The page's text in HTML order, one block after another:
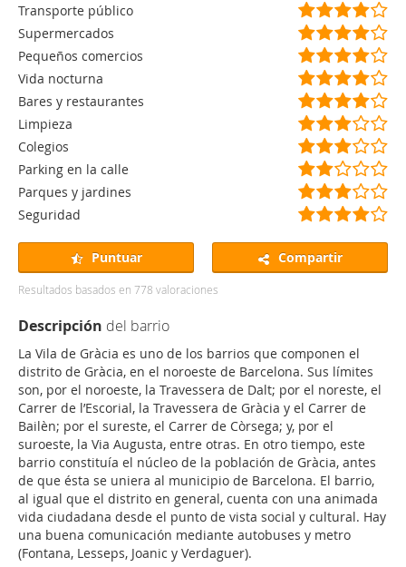
Transporte público
(
*
(
*
(
*
(
*
(
)
Supermercados
(
*
(
*
(
*
(
*
(
)
Pequeños comercios
(
*
(
*
(
*
(
*
(
)
Vida nocturna
(
*
(
*
(
*
(
*
(
)
Bares y restaurantes
(
*
(
*
(
*
(
*
(
)
Limpieza
(
*
(
*
(
*
(
)
(
)
Colegios
(
*
(
*
(
*
(
)
(
)
Parking en la calle
(
*
(
*
(
)
(
)
(
)
Parques y jardines
(
*
(
*
(
*
(
)
(
)
Seguridad
(((((
Puntuar
Compartir
Resultados basados en 778 valoraciones
Descripción del barrio
La Vila de Gràcia es uno de los barrios que componen el
distrito de Gràcia, en el noroeste de Barcelona. Sus límites
son, por el noroeste, la Travessera de Dalt; por el noreste, el
Carrer de l’Escorial, la Travessera de Gràcia y el Carrer de
Bailèn; por el sureste, el Carrer de Còrsega; y, por el
suroeste, la Via Augusta, entre otras. En otro tiempo, este
barrio constituía el núcleo de la población de Gràcia, antes
de que ésta se uniera al municipio de Barcelona. El barrio,
al igual que el distrito en general, cuenta con una animada
vida ciudadana desde el punto de vista social y cultural. Hay
una buena comunicación mediante autobuses y metro
(Fontana, Lesseps, Joanic y Verdaguer).